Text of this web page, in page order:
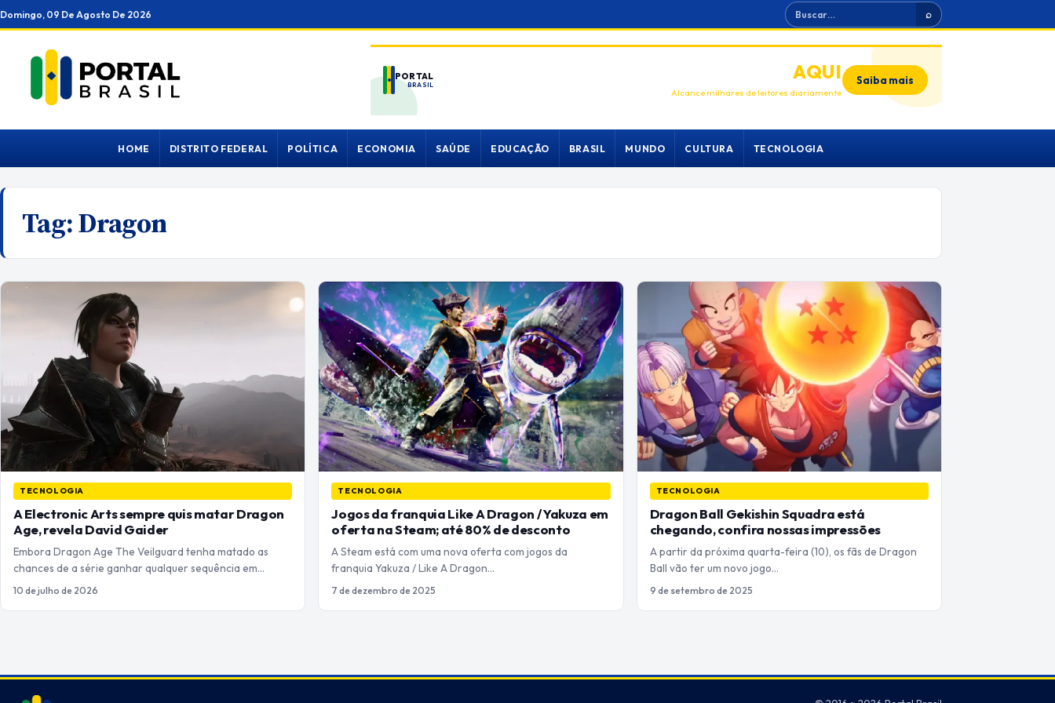
Ir
para
conteúdo
Domingo, 09 De Agosto De 2026 Buscar ⌕
PORTAL
BRASIL
ANUNCIEAQUI
Alcance milhares de leitores diariamente
Saiba mais
HOME DISTRITO FEDERAL POLÍTICA ECONOMIA SAÚDE EDUCAÇÃO BRASIL MUNDO CULTURA TECNOLOGIA
Tag:Dragon
TECNOLOGIA
A Electronic Arts sempre quis matar Dragon
Age, revela David Gaider
Embora Dragon Age The Veilguard tenha matado as
chances de a série ganhar qualquer sequência em…
10 de julho de 2026
TECNOLOGIA
Jogos da franquia Like A Dragon / Yakuza em
oferta na Steam; até 80% de desconto
A Steam está com uma nova oferta com jogos da
franquia Yakuza / Like A Dragon…
7 de dezembro de 2025
TECNOLOGIA
Dragon Ball Gekishin Squadra está
chegando, confira nossas impressões
A partir da próxima quarta-feira (10), os fãs de Dragon
Ball vão ter um novo jogo…
9 de setembro de 2025